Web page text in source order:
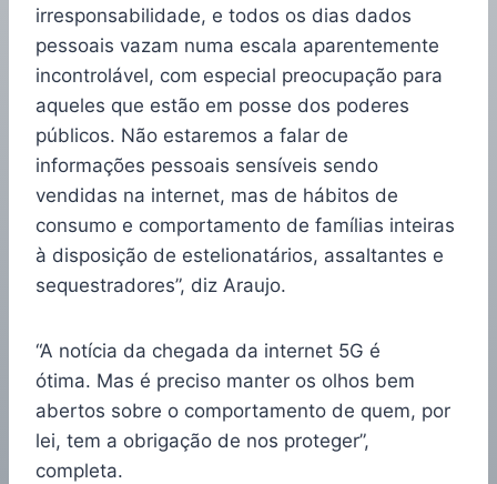
irresponsabilidade, e todos os dias dados
pessoais vazam numa escala aparentemente
incontrolável, com especial preocupação para
aqueles que estão em posse dos poderes
públicos. Não estaremos a falar de
informações pessoais sensíveis sendo
vendidas na internet, mas de hábitos de
consumo e comportamento de famílias inteiras
à disposição de estelionatários, assaltantes e
sequestradores”, diz Araujo.
“A notícia da chegada da internet 5G é
ótima. Mas é preciso manter os olhos bem
abertos sobre o comportamento de quem, por
lei, tem a obrigação de nos proteger”,
completa.